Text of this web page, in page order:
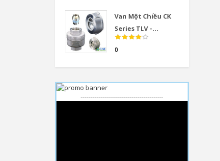
Van Một Chiều CK
Series TLV –...
0
------------------------------------------